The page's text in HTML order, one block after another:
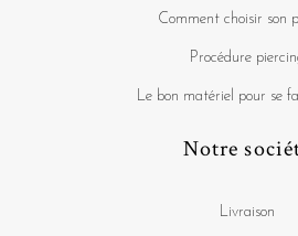
Comment choisir son
Procédure
Le bon matériel pour se
Notre
Livraison